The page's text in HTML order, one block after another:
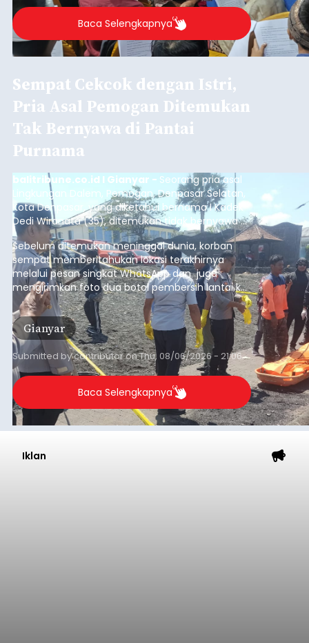
2026.
Baca Selengkapnya
Sempat Cekcok dengan Istri,
Pria Asal Pemogan Ditemukan
Tak Bernyawa di Pantai
Purnama
balitribune.co.id I Gianyar - Seorang pria asal
Lingkungan Dalem, Pemogan, Denpasar Selatan,
Kota Denpasar, yang diketahui bernama I Kadek
Dedi Wiranata (35), ditemukan tidak bernyawa di
pesisir Pantai Purnama, Sukawati.
Sebelum ditemukan meninggal dunia, korban
sempat memberitahukan lokasi terakhirnya
melalui pesan singkat WhatsApp dan juga
mengirimkan foto dua botol pembersih lantai ke
istrinya.
Gianyar
Submitted bycontributoronThu, 08/06/2026 - 21:06
Baca Selengkapnya
Iklan